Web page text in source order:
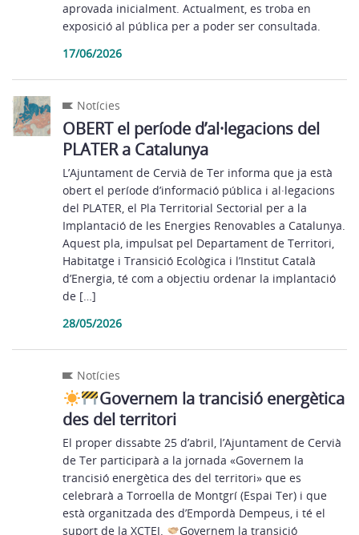
aprovada inicialment. Actualment, es troba en
exposició al pública per a poder ser consultada.
17/06/2026
Notícies
OBERT el període d’al·legacions del
PLATER a Catalunya
L’Ajuntament de Cervià de Ter informa que ja està
obert el període d’informació pública i al·legacions
del PLATER, el Pla Territorial Sectorial per a la
Implantació de les Energies Renovables a Catalunya.
Aquest pla, impulsat pel Departament de Territori,
Habitatge i Transició Ecològica i l’Institut Català
d’Energia, té com a objectiu ordenar la implantació
de […]
28/05/2026
Notícies
Governem la trancisió energètica
des del territori
El proper dissabte 25 d’abril, l’Ajuntament de Cervià
de Ter participarà a la jornada «Governem la
trancisió energètica des del territori» que es
celebrarà a Torroella de Montgrí (Espai Ter) i que
està organitzada des d’Empordà Dempeus, i té el
suport de la XCTEJ.
Governem la transició